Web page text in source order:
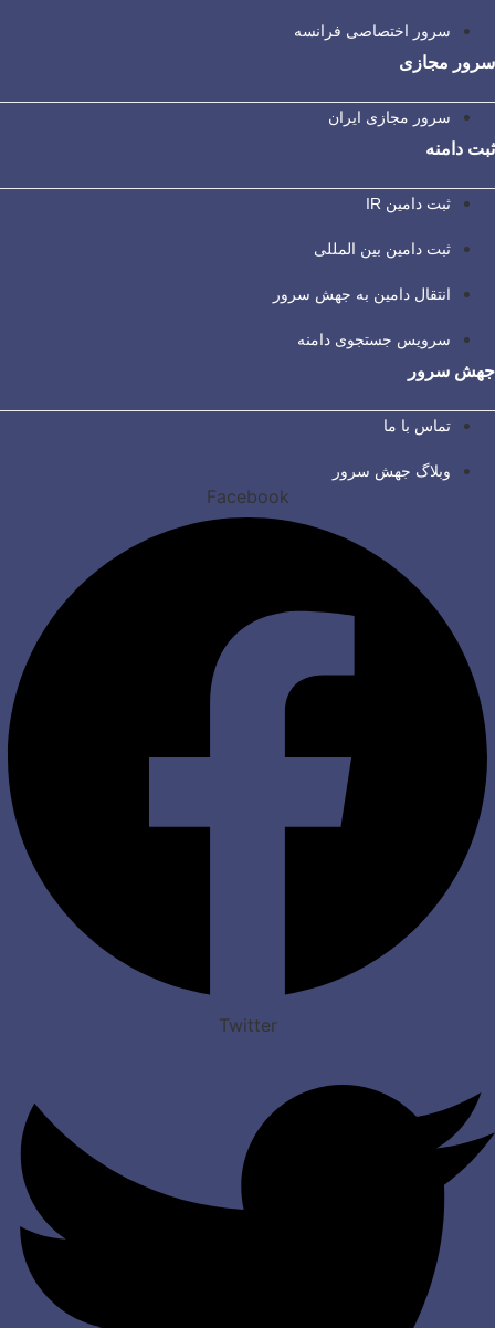
سرور اختصاصی فرانسه
سرور مجازی
سرور مجازی ایران
ثبت دامنه
ثبت دامین IR
ثبت دامین بین المللی
انتقال دامین به جهش سرور
سرویس جستجوی دامنه
جهش سرور
تماس با ما
وبلاگ جهش سرور
Facebook
Twitter